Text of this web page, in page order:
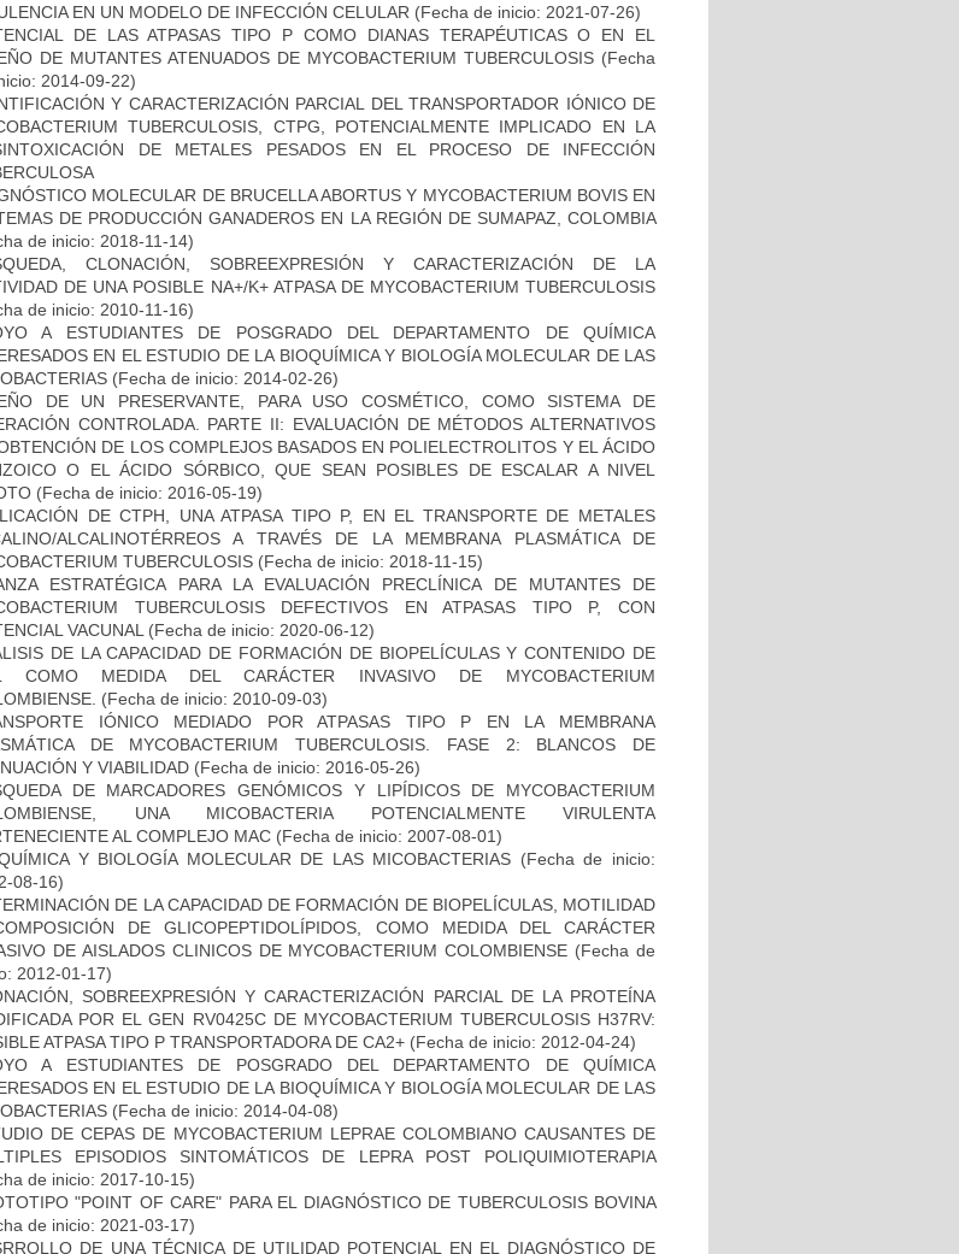
EN UN MODELO DE INFECCIÓN CELULAR (Fecha de inicio: 2021-07-26)
DE LAS ATPASAS TIPO P COMO DIANAS TERAPÉUTICAS O EN EL
DE MUTANTES ATENUADOS DE MYCOBACTERIUM TUBERCULOSIS (Fecha
2014-09-22)
Y CARACTERIZACIÓN PARCIAL DEL TRANSPORTADOR IÓNICO DE
TUBERCULOSIS, CTPG, POTENCIALMENTE IMPLICADO EN LA
DE METALES PESADOS EN EL PROCESO DE INFECCIÓN
MOLECULAR DE BRUCELLA ABORTUS Y MYCOBACTERIUM BOVIS EN
DE PRODUCCIÓN GANADEROS EN LA REGIÓN DE SUMAPAZ, COLOMBIA
de inicio: 2018-11-14)
CLONACIÓN, SOBREEXPRESIÓN Y CARACTERIZACIÓN DE LA
DE UNA POSIBLE NA+/K+ ATPASA DE MYCOBACTERIUM TUBERCULOSIS
de inicio: 2010-11-16)
A ESTUDIANTES DE POSGRADO DEL DEPARTAMENTO DE QUÍMICA
EN EL ESTUDIO DE LA BIOQUÍMICA Y BIOLOGÍA MOLECULAR DE LAS
(Fecha de inicio: 2014-02-26)
DE UN PRESERVANTE, PARA USO COSMÉTICO, COMO SISTEMA DE
CONTROLADA. PARTE II: EVALUACIÓN DE MÉTODOS ALTERNATIVOS
DE LOS COMPLEJOS BASADOS EN POLIELECTROLITOS Y EL ÁCIDO
O EL ÁCIDO SÓRBICO, QUE SEAN POSIBLES DE ESCALAR A NIVEL
(Fecha de inicio: 2016-05-19)
DE CTPH, UNA ATPASA TIPO P, EN EL TRANSPORTE DE METALES
ALCALINOTÉRREOS A TRAVÉS DE LA MEMBRANA PLASMÁTICA DE
TUBERCULOSIS (Fecha de inicio: 2018-11-15)
ESTRATÉGICA PARA LA EVALUACIÓN PRECLÍNICA DE MUTANTES DE
TUBERCULOSIS DEFECTIVOS EN ATPASAS TIPO P, CON
VACUNAL (Fecha de inicio: 2020-06-12)
DE LA CAPACIDAD DE FORMACIÓN DE BIOPELÍCULAS Y CONTENIDO DE
COMO MEDIDA DEL CARÁCTER INVASIVO DE MYCOBACTERIUM
(Fecha de inicio: 2010-09-03)
IÓNICO MEDIADO POR ATPASAS TIPO P EN LA MEMBRANA
DE MYCOBACTERIUM TUBERCULOSIS. FASE 2: BLANCOS DE
Y VIABILIDAD (Fecha de inicio: 2016-05-26)
DE MARCADORES GENÓMICOS Y LIPÍDICOS DE MYCOBACTERIUM
UNA MICOBACTERIA POTENCIALMENTE VIRULENTA
AL COMPLEJO MAC (Fecha de inicio: 2007-08-01)
Y BIOLOGÍA MOLECULAR DE LAS MICOBACTERIAS (Fecha de inicio:
08-16)
DE LA CAPACIDAD DE FORMACIÓN DE BIOPELÍCULAS, MOTILIDAD
DE GLICOPEPTIDOLÍPIDOS, COMO MEDIDA DEL CARÁCTER
DE AISLADOS CLINICOS DE MYCOBACTERIUM COLOMBIENSE (Fecha de
2012-01-17)
SOBREEXPRESIÓN Y CARACTERIZACIÓN PARCIAL DE LA PROTEÍNA
POR EL GEN RV0425C DE MYCOBACTERIUM TUBERCULOSIS H37RV:
ATPASA TIPO P TRANSPORTADORA DE CA2+ (Fecha de inicio: 2012-04-24)
A ESTUDIANTES DE POSGRADO DEL DEPARTAMENTO DE QUÍMICA
EN EL ESTUDIO DE LA BIOQUÍMICA Y BIOLOGÍA MOLECULAR DE LAS
(Fecha de inicio: 2014-04-08)
DE CEPAS DE MYCOBACTERIUM LEPRAE COLOMBIANO CAUSANTES DE
EPISODIOS SINTOMÁTICOS DE LEPRA POST POLIQUIMIOTERAPIA
de inicio: 2017-10-15)
"POINT OF CARE" PARA EL DIAGNÓSTICO DE TUBERCULOSIS BOVINA
de inicio: 2021-03-17)
DE UNA TÉCNICA DE UTILIDAD POTENCIAL EN EL DIAGNÓSTICO DE